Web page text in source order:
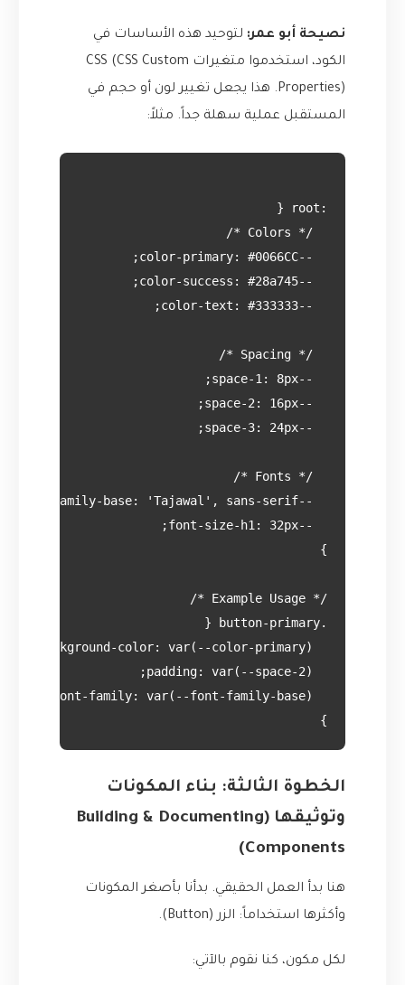
نصيحة أبو عمر: لتوحيد هذه الأساسات في
الكود، استخدموا متغيرات CSS (CSS Custom
Properties). هذا يجعل تغيير لون أو حجم في
المستقبل عملية سهلة جداً. مثلاً:
}
الخطوة الثالثة: بناء المكونات
وتوثيقها (Building & Documenting
Components)
هنا بدأ العمل الحقيقي. بدأنا بأصغر المكونات
وأكثرها استخداماً: الزر (Button).
لكل مكون، كنا نقوم بالآتي: